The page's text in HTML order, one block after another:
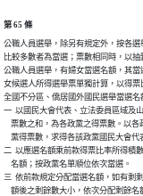
第 65 條
公職人員選舉，除另有規定外，按各
比較多數者為當選；票數相同時，以抽
公職人員選舉，有婦女當選名額，其
女候選人所得選舉票單獨計算，以得票
全國不分區、僑居國外國民選舉當選名
一  以國民大會代表、立法委員區域及
票數之和，為各政黨之得票數。以
黨得票數，求得各該政黨國民大會
二  以應選名額乘前款得票比率所得積
    名額；按政黨名單順位依次當選。
三  依前款規定分配當選名額，如有剩
額後之剩餘數大小，依次分配剩餘